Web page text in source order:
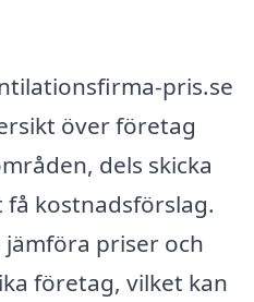
pris.se
över företag
dels skicka
kostnadsförslag.
priser och
företag, vilket kan